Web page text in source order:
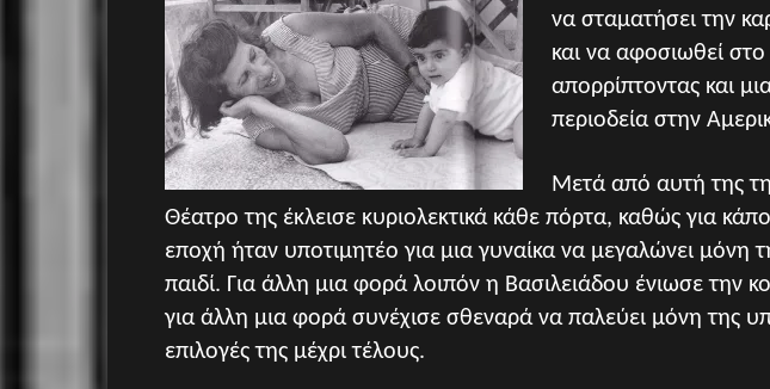
να σταματήσει την
και να αφοσιωθεί στο
απορρίπτοντας και
περιοδεία στην
Μετά από αυτή της
Θέατρο της έκλεισε κυριολεκτικά κάθε πόρτα, καθώς για
εποχή ήταν υποτιμητέο για μια γυναίκα να μεγαλώνει μόνη
παιδί. Για άλλη μια φορά λοιπόν η Βασιλειάδου ένιωσε την
για άλλη μια φορά συνέχισε σθεναρά να παλεύει μόνη της
επιλογές της μέχρι τέλους.